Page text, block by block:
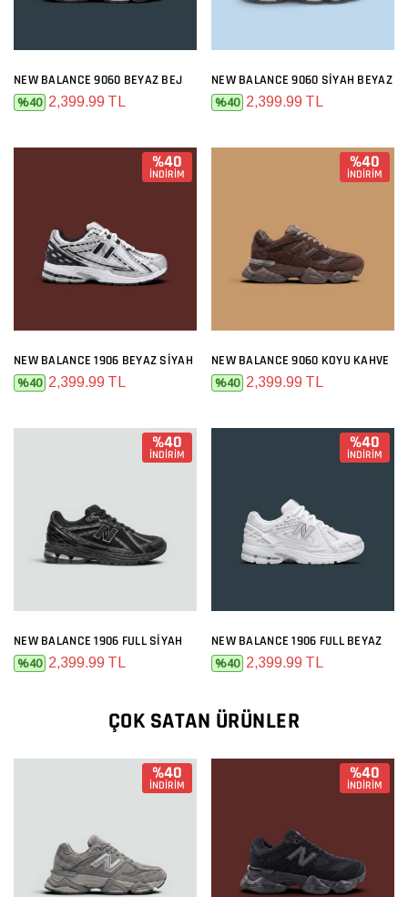
NEW BALANCE 9060 BEYAZ BEJ
%40 2,399.99 TL
NEW BALANCE 9060 SIYAH BEYAZ
%40 2,399.99 TL
%40
İNDİRİM
NEW BALANCE 1906 BEYAZ SIYAH
%40 2,399.99 TL
%40
İNDİRİM
NEW BALANCE 9060 KOYU KAHVE
%40 2,399.99 TL
%40
İNDİRİM
NEW BALANCE 1906 FULL SIYAH
%40 2,399.99 TL
%40
İNDİRİM
NEW BALANCE 1906 FULL BEYAZ
%40 2,399.99 TL
ÇOK SATAN ÜRÜNLER
%40
İNDİRİM
%40
İNDİRİM